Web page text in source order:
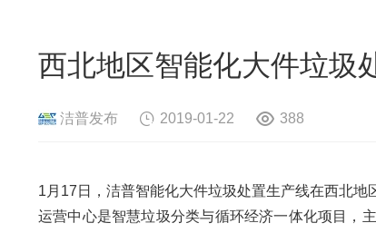
危险废物资源化系统 废旧电路板
西北地区智能化大件垃圾
洁普发布 2019-01-22 388
1月17日，洁普智能化大件垃圾处置生产线在西北
运营中心是智慧垃圾分类与循环经济一体化项目，